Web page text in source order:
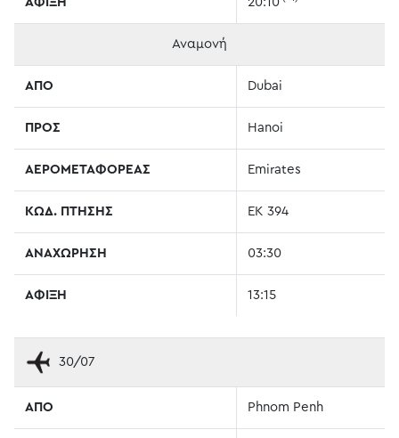
Αναμονή
ΑΠΟ Dubai
ΠΡΟΣ Hanoi
ΑΕΡΟΜΕΤΑΦΟΡΕΑΣ Emirates
ΚΩΔ. ΠΤΗΣΗΣ EK 394
ΑΝΑΧΩΡΗΣΗ 03:30
ΑΦΙΞΗ 13:15
30/07
ΑΠΟ Phnom Penh